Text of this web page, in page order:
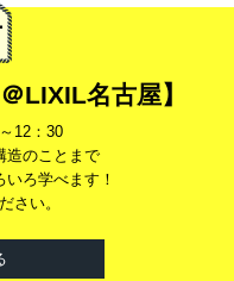
LIXIL名古屋】
12：30
造のことまで
ろ学べます！
さい。